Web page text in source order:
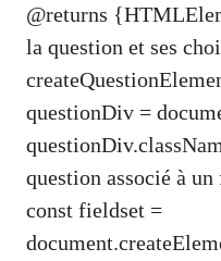
@returns
la question et ses
questionDiv =
question associé à
const fieldset =